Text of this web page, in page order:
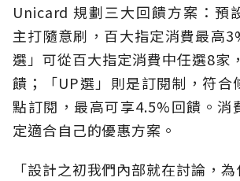
Unicard 規劃三大回饋方案：預
主打隨意刷，百大指定消費最高
選」可從百大指定消費中任選8家
饋；「UP選」則是訂閱制，符合
點訂閱，最高可享4.5%回饋。消
定適合自己的優惠方案。
「設計之初我們內部就在討論，